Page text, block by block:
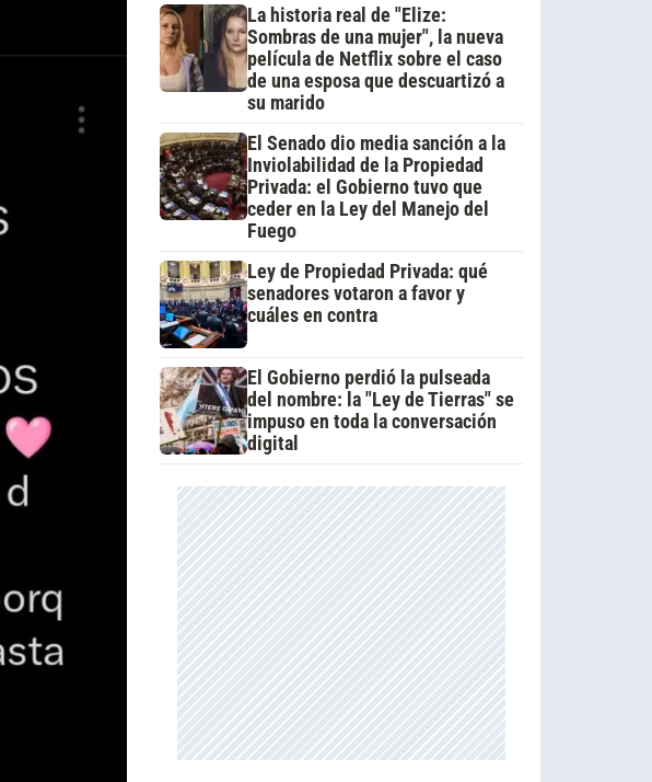
La historia real de "Elize:
Sombras de una mujer", la nueva
película de Netflix sobre el caso
de una esposa que descuartizó a
su marido
El Senado dio media sanción a la
Inviolabilidad de la Propiedad
Privada: el Gobierno tuvo que
ceder en la Ley del Manejo del
Fuego
Ley de Propiedad Privada: qué
senadores votaron a favor y
cuáles en contra
El Gobierno perdió la pulseada
del nombre: la "Ley de Tierras" se
impuso en toda la conversación
digital